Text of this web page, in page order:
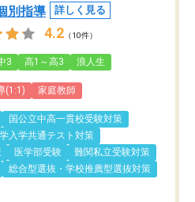
別指導
詳しく見る
4.2 （10件）
3 高1～高3 浪人生
(1:1) 家庭教師
国公立中高一貫校受験対策
入学共通テスト対策
医学部受験
難関私立受験対策
総合型選抜・学校推薦型選抜対策